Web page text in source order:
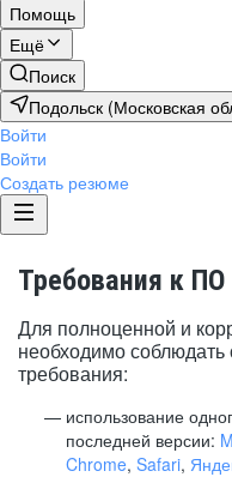
Помощь
Ещё
Поиск
Подольск (Московская
Войти
Войти
Создать резюме
Требования к ПО
Для полноценной и
необходимо
требования:
использование
последней версии:
Chrome, Safari,